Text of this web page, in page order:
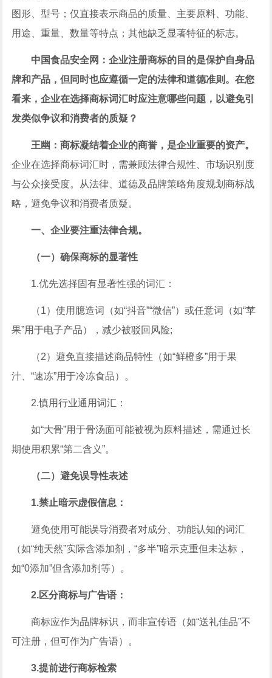
图形、型号；仅直接表示商品的质量、主要原料、功能、
用途、重量、数量等特点；其他缺乏显著特征的标志。
中国食品安全网：企业注册商标的目的是保护自身品
牌和产品，但同时也应遵循一定的法律和道德准则。在您
看来，企业在选择商标词汇时应注意哪些问题，以避免引
发类似争议和消费者的质疑？
王幽：商标凝结着企业的商誉，是企业重要的资产。
企业在选择商标词汇时，需兼顾法律合规性、市场识别度
与公众接受度。从法律、道德及品牌策略角度规划商标战
略，避免争议和消费者质疑。
一、企业要注重法律合规。
（一）确保商标的显著性
1.优先选择固有显著性强的词汇：
（1）使用臆造词（如“抖音”“微信”）或任意词（如“苹
果”用于电子产品），减少被驳回风险;
（2）避免直接描述商品特性（如“鲜橙多”用于果
汁、“速冻”用于冷冻食品）。
2.慎用行业通用词汇：
如“大骨”用于骨汤面可能被视为原料描述，需通过长
期使用积累“第二含义”。
（二）避免误导性表述
1.禁止暗示虚假信息：
避免使用可能误导消费者对成分、功能认知的词汇
（如“纯天然”实际含添加剂，“多半”暗示克重但未达标，
如“0添加”但含添加剂等）。
2.区分商标与广告语：
商标应作为品牌标识，而非宣传语（如“送礼佳品”不
可注册，但可作为广告语）。
3.提前进行商标检索